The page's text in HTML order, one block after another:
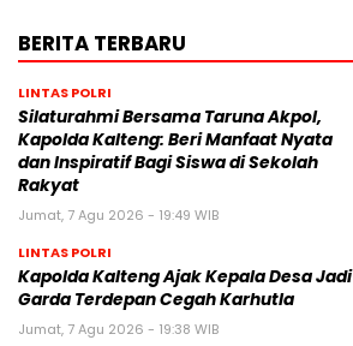
BERITA TERBARU
LINTAS POLRI
Silaturahmi Bersama Taruna Akpol,
Kapolda Kalteng: Beri Manfaat Nyata
dan Inspiratif Bagi Siswa di Sekolah
Rakyat
Jumat, 7 Agu 2026 - 19:49 WIB
LINTAS POLRI
Kapolda Kalteng Ajak Kepala Desa Jadi
Garda Terdepan Cegah Karhutla
Jumat, 7 Agu 2026 - 19:38 WIB